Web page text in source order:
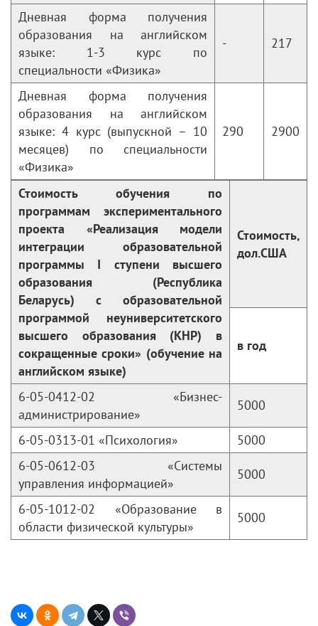
Дневная форма получения
образования на английском
языке: 1-3 курс по
специальности «Физика»
- 217
Дневная форма получения
образования на английском
языке: 4 курс (выпускной – 10
месяцев) по специальности
«Физика»
290 2900
Стоимость обучения по
программам экспериментального
проекта «Реализация модели
интеграции образовательной
программы I cтупени высшего
образования (Республика
Беларусь) с образовательной
программой неуниверситетского
высшего образования (КНР) в
сокращенные сроки» (обучение на
английском языке)
Стоимость,
дол.США
в год
6-05-0412-02 «Бизнес-
администрирование»
5000
6-05-0313-01 «Психология»
5000
6-05-0612-03 «Системы
управления информацией»
5000
6-05-1012-02 «Образование в
области физической культуры»
5000